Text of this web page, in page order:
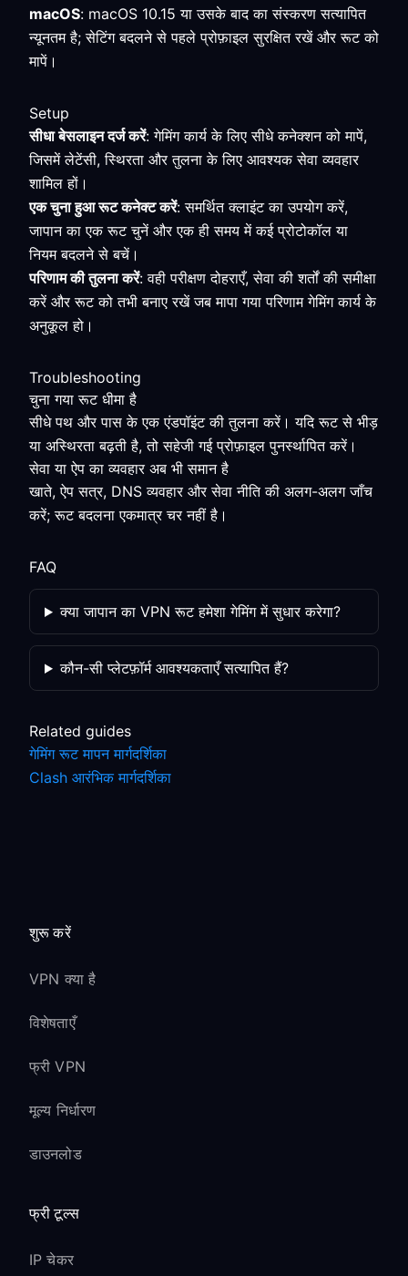
macOS: macOS 10.15 या उसके बाद का संस्करण सत्यापित
न्यूनतम है; सेटिंग बदलने से पहले प्रोफ़ाइल सुरक्षित रखें और रूट को
मापें।
Setup
सीधा बेसलाइन दर्ज करें: गेमिंग कार्य के लिए सीधे कनेक्शन को मापें,
जिसमें लेटेंसी, स्थिरता और तुलना के लिए आवश्यक सेवा व्यवहार
शामिल हों।
एक चुना हुआ रूट कनेक्ट करें: समर्थित क्लाइंट का उपयोग करें,
जापान का एक रूट चुनें और एक ही समय में कई प्रोटोकॉल या
नियम बदलने से बचें।
परिणाम की तुलना करें: वही परीक्षण दोहराएँ, सेवा की शर्तों की समीक्षा
करें और रूट को तभी बनाए रखें जब मापा गया परिणाम गेमिंग कार्य के
अनुकूल हो।
Troubleshooting
चुना गया रूट धीमा है
सीधे पथ और पास के एक एंडपॉइंट की तुलना करें। यदि रूट से भीड़
या अस्थिरता बढ़ती है, तो सहेजी गई प्रोफ़ाइल पुनर्स्थापित करें।
सेवा या ऐप का व्यवहार अब भी समान है
खाते, ऐप सत्र, DNS व्यवहार और सेवा नीति की अलग-अलग जाँच
करें; रूट बदलना एकमात्र चर नहीं है।
FAQ
क्या जापान का VPN रूट हमेशा गेमिंग में सुधार करेगा?
कौन-सी प्लेटफ़ॉर्म आवश्यकताएँ सत्यापित हैं?
Related guides
गेमिंग रूट मापन मार्गदर्शिका
Clash आरंभिक मार्गदर्शिका
शुरू करें
VPN क्या है
विशेषताएँ
फ्री VPN
मूल्य निर्धारण
डाउनलोड
फ्री टूल्स
IP चेकर